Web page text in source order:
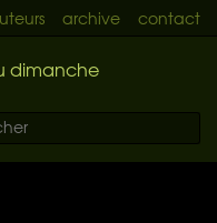
archive contact
dimanche